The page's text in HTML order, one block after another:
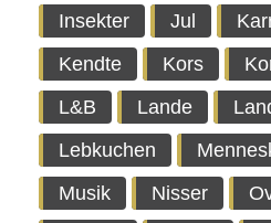
Insekter
Jul
Kendte
Kors
L&B
Lande
Lebkuchen
Musik
Nisser